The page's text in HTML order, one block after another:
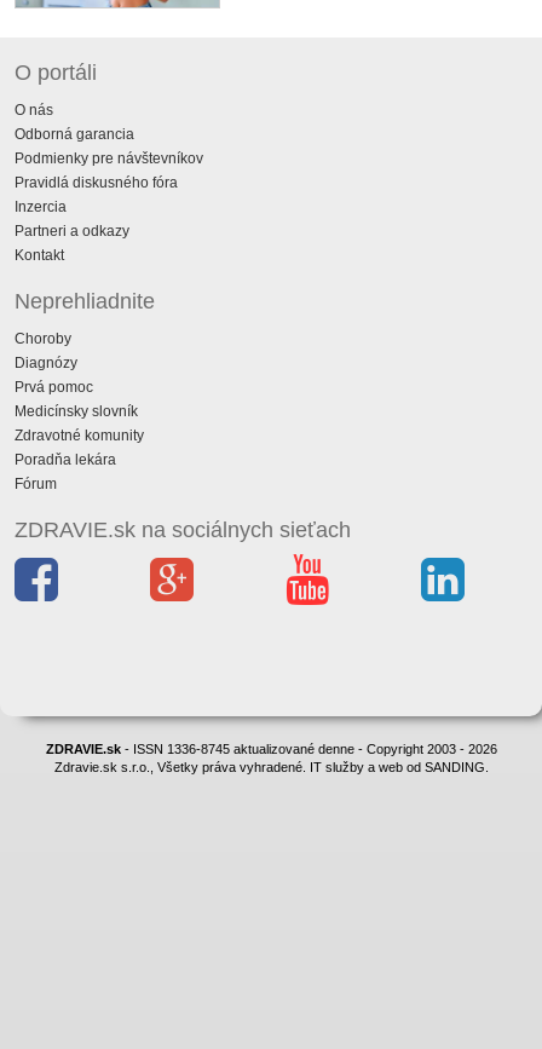
O portáli
O nás
Odborná garancia
Podmienky pre návštevníkov
Pravidlá diskusného fóra
Inzercia
Partneri a odkazy
Kontakt
Neprehliadnite
Choroby
Diagnózy
Prvá pomoc
Medicínsky slovník
Zdravotné komunity
Poradňa lekára
Fórum
ZDRAVIE.sk na sociálnych sieťach
ZDRAVIE.sk- ISSN 1336-8745 aktualizované denne - Copyright 2003 - 2026
Zdravie.sk s.r.o., Všetky práva vyhradené. IT služby a web od SANDING.